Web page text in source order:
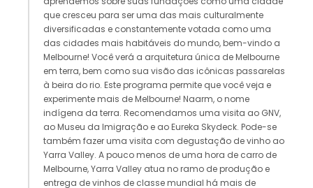
que cresceu para ser uma das mais culturalmente
diversificadas e constantemente votada como uma
das cidades mais habitáveis do mundo, bem-vindo a
Melbourne! Você verá a arquitetura única de Melbourne
em terra, bem como sua visão das icônicas passarelas
à beira do rio. Este programa permite que você veja e
experimente mais de Melbourne! Naarm, o nome
indígena da terra. Recomendamos uma visita ao GNV,
ao Museu da Imigração e ao Eureka Skydeck. Pode-se
também fazer uma visita com degustação de vinho ao
Yarra Valley. A pouco menos de uma hora de carro de
Melbourne, Yarra Valley atua no ramo de produção e
entrega de vinhos de classe mundial há mais de